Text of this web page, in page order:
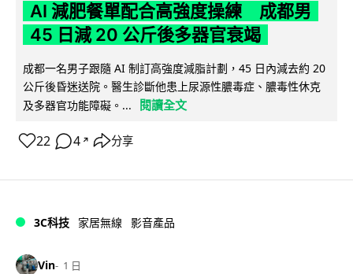
AI 減肥餐單配合高強度操練 成都男
45 日減 20 公斤後多器官衰竭
成都一名男子跟隨 AI 制訂高強度減脂計劃，45 日內減去約 20
公斤後昏迷送院。醫生診斷他患上尿源性膿毒症、膿毒性休克
及多器官功能障礙。...
閱讀全文
22 4 ↗ 分享
3C科技 家居無線 影音產品
Vin 1 日